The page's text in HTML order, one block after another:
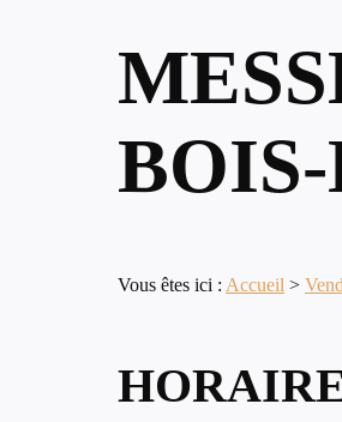
Vous êtes ici : Accueil >